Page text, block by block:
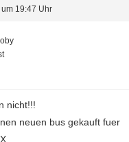
19:47 Uhr
nicht!!!
neuen bus gekauft fuer